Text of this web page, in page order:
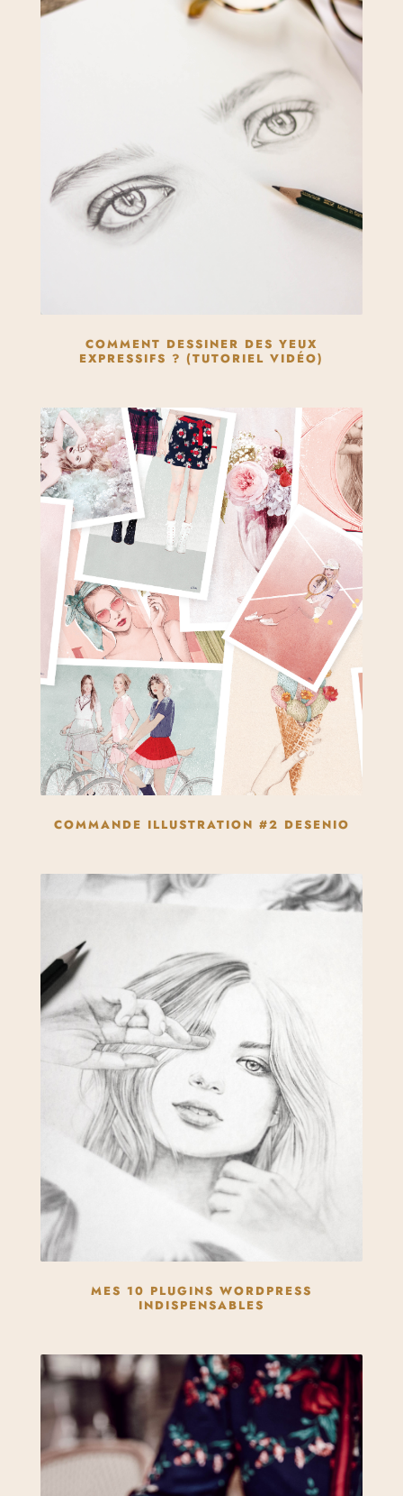
COMMENT DESSINER DES YEUX
EXPRESSIFS ? (TUTORIEL VIDÉO)
COMMANDE ILLUSTRATION #2 DESENIO
MES 10 PLUGINS WORDPRESS
INDISPENSABLES